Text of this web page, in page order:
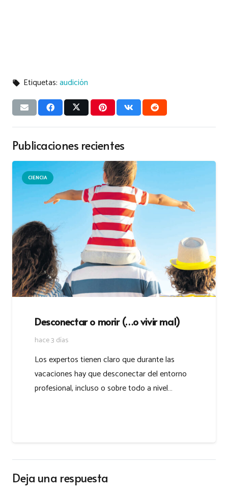
local_offer Etiquetas:audición
Publicaciones recientes
CIENCIA
Desconectar o morir (…o vivir mal)
hace 3 días
Los expertos tienen claro que durante las
vacaciones hay que desconectar del entorno
profesional, incluso o sobre todo a nivel…
Deja una respuesta